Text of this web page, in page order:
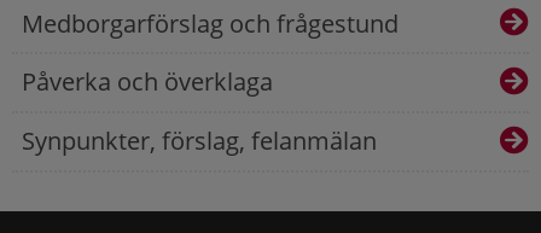
Medborgarförslag och frågestund
Påverka och överklaga
Synpunkter, förslag, felanmälan